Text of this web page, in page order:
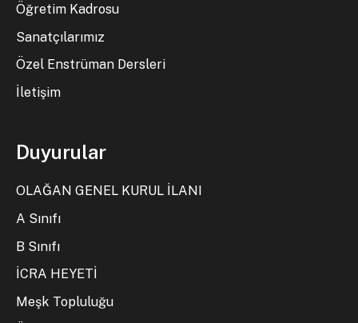
Öğretim Kadrosu
Sanatçılarımız
Özel Enstrüman Dersleri
İletişim
Duyurular
OLAĞAN GENEL KURUL İLANI
A Sınıfı
B Sınıfı
İCRA HEYETİ
Meşk Topluluğu